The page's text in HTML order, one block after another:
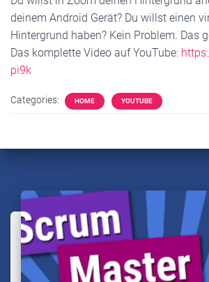
deinem Android Gerät? Du willst einen
Hintergrund haben? Kein Problem. Das
Das komplette Video auf YouTube:
pi9k
Categories: HOME YOUTUBE